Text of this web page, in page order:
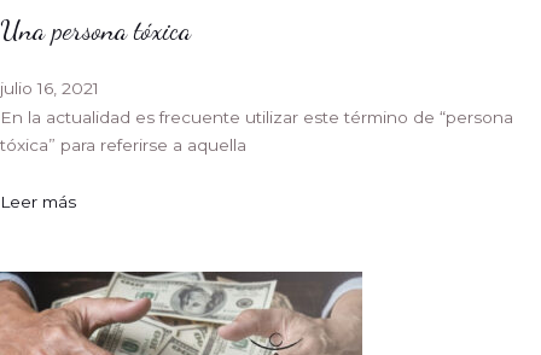
Una persona tóxica
julio 16, 2021
En la actualidad es frecuente utilizar este término de “persona
tóxica” para referirse a aquella
Leer más